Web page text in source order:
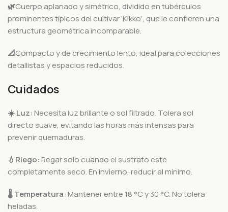
🌿Cuerpo aplanado y simétrico, dividido en tubérculos
prominentes típicos del cultivar ‘Kikko’, que le confieren una
estructura geométrica incomparable.
📐Compacto y de crecimiento lento, ideal para colecciones
detallistas y espacios reducidos.
Cuidados
☀️Luz: Necesita luz brillante o sol filtrado. Tolera sol
directo suave, evitando las horas más intensas para
prevenir quemaduras.
💧 Riego: Regar solo cuando el sustrato esté
completamente seco. En invierno, reducir al mínimo.
🌡️Temperatura: Mantener entre 18 °C y 30 °C. No tolera
heladas.